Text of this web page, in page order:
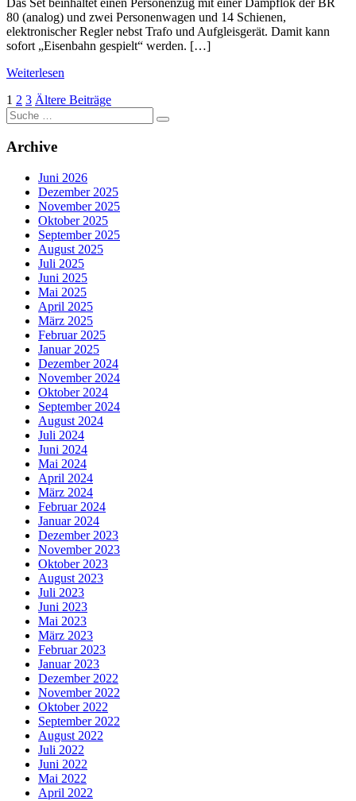
80 (analog) und zwei Personenwagen und 14 Schienen,
elektronischer Regler nebst Trafo und Aufgleisgerät. Damit kann
sofort „Eisenbahn gespielt“ werden. […]
Weiterlesen
Seitennummerierung
der
Beiträge
1 2 3 Ältere Beiträge
Suche
nach:
Archive
Juni 2026
Dezember 2025
November 2025
Oktober 2025
September 2025
August 2025
Juli 2025
Juni 2025
Mai 2025
April 2025
März 2025
Februar 2025
Januar 2025
Dezember 2024
November 2024
Oktober 2024
September 2024
August 2024
Juli 2024
Juni 2024
Mai 2024
April 2024
März 2024
Februar 2024
Januar 2024
Dezember 2023
November 2023
Oktober 2023
August 2023
Juli 2023
Juni 2023
Mai 2023
März 2023
Februar 2023
Januar 2023
Dezember 2022
November 2022
Oktober 2022
September 2022
August 2022
Juli 2022
Juni 2022
Mai 2022
April 2022